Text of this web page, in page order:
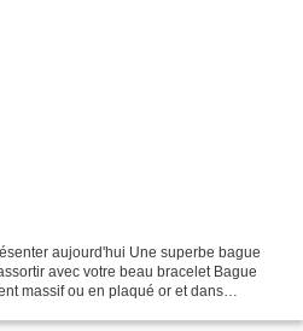
aujourd'hui Une superbe bague
avec votre beau bracelet Bague
massif ou en plaqué or et dans